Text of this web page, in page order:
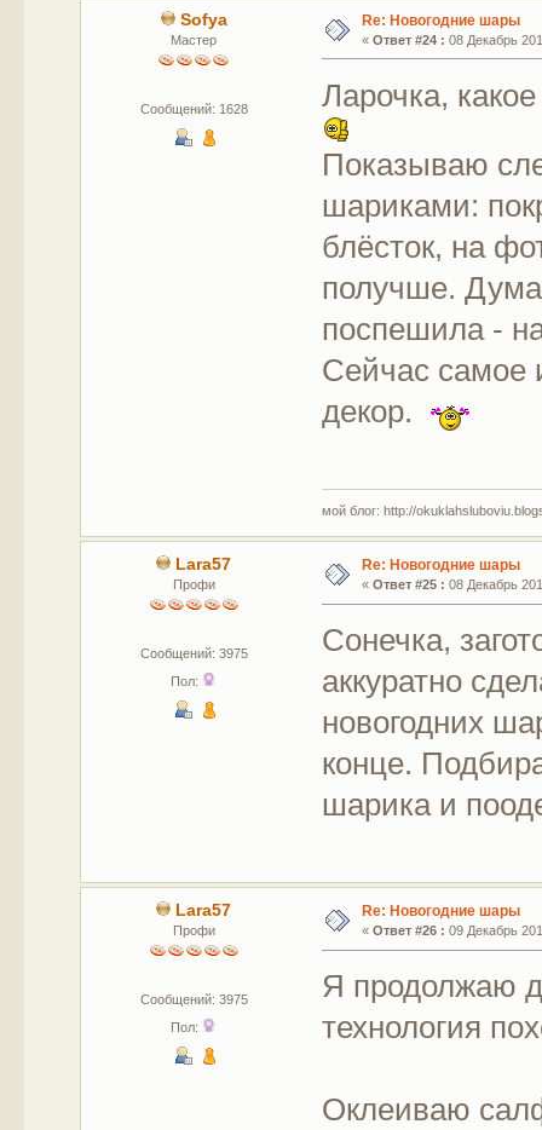
Sofya
Мастер
Сообщений: 1628
Re: Новогодние шары
« Ответ #24 : 08 Декабрь
Ларочка,
Показываю
шариками:
блёсток, на
получше.
поспешила -
Сейчас самое
декор.
мой блог: http://
Lara57
Профи
Сообщений: 3975
Пол:
Re: Новогодние шары
« Ответ #25 : 08 Декабрь
Сонечка,
аккуратно
новогодних
конце.
шарика и
Lara57
Профи
Сообщений: 3975
Пол:
Re: Новогодние шары
« Ответ #26 : 09 Декабрь
Я продолжаю
технология
Оклеиваю